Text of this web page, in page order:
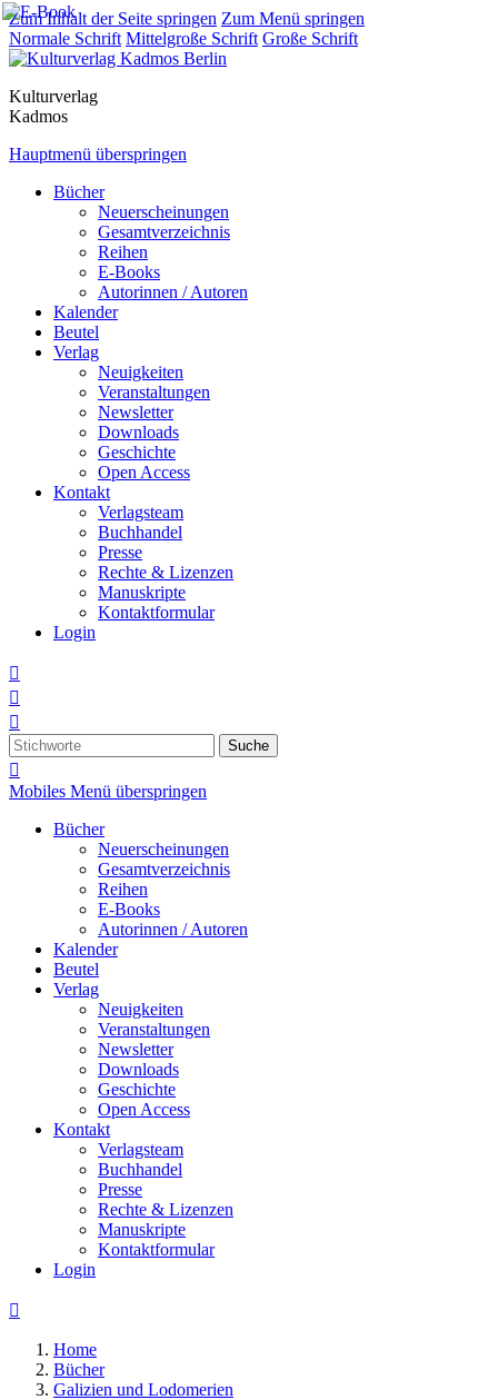
Zum Inhalt der Seite springen Zum Menü springen
Normale Schrift Mittelgroße Schrift Große Schrift
Kulturverlag
Kadmos
Hauptmenü überspringen
Bücher
Neuerscheinungen
Gesamtverzeichnis
Reihen
E-Books
Autorinnen / Autoren
Kalender
Beutel
Verlag
Neuigkeiten
Veranstaltungen
Newsletter
Downloads
Geschichte
Open Access
Kontakt
Verlagsteam
Buchhandel
Presse
Rechte & Lizenzen
Manuskripte
Kontaktformular
Login



Suche

Mobiles Menü überspringen
Bücher
Neuerscheinungen
Gesamtverzeichnis
Reihen
E-Books
Autorinnen / Autoren
Kalender
Beutel
Verlag
Neuigkeiten
Veranstaltungen
Newsletter
Downloads
Geschichte
Open Access
Kontakt
Verlagsteam
Buchhandel
Presse
Rechte & Lizenzen
Manuskripte
Kontaktformular
Login

Home
Bücher
Galizien und Lodomerien